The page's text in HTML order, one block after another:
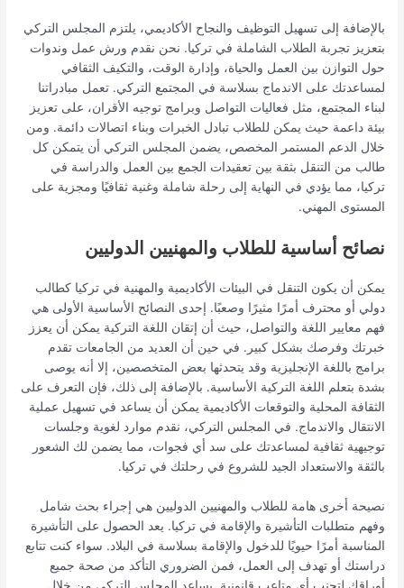
بالإضافة إلى تسهيل التوظيف والنجاح الأكاديمي، يلتزم المجلس التركي
بتعزيز تجربة الطلاب الشاملة في تركيا. نحن نقدم ورش عمل وندوات
حول التوازن بين العمل والحياة، وإدارة الوقت، والتكيف الثقافي
لمساعدتك على الاندماج بسلاسة في المجتمع التركي. تعمل مبادراتنا
لبناء المجتمع، مثل فعاليات التواصل وبرامج توجيه الأقران، على تعزيز
بيئة داعمة حيث يمكن للطلاب تبادل الخبرات وبناء اتصالات دائمة. ومن
خلال الدعم المستمر المخصص، يضمن المجلس التركي أن يتمكن كل
طالب من التنقل بثقة بين تعقيدات الجمع بين العمل والدراسة في
تركيا، مما يؤدي في النهاية إلى رحلة شاملة وغنية ثقافيًا ومجزية على
المستوى المهني.
نصائح أساسية للطلاب والمهنيين الدوليين
يمكن أن يكون التنقل في البيئات الأكاديمية والمهنية في تركيا كطالب
دولي أو محترف أمرًا مثيرًا وصعبًا. إحدى النصائح الأساسية الأولى هي
فهم معايير اللغة والتواصل، حيث أن إتقان اللغة التركية يمكن أن يعزز
خبرتك وفرصك بشكل كبير. في حين أن العديد من الجامعات تقدم
برامج باللغة الإنجليزية وقد يتحدثها بعض المتخصصين، إلا أنه يوصى
بشدة بتعلم اللغة التركية الأساسية. بالإضافة إلى ذلك، فإن التعرف على
الثقافة المحلية والتوقعات الأكاديمية يمكن أن يساعد في تسهيل عملية
الانتقال والاندماج. في المجلس التركي، نقدم موارد لغوية وجلسات
توجيهية ثقافية لمساعدتك على سد أي فجوات، مما يضمن لك الشعور
بالثقة والاستعداد الجيد للشروع في رحلتك في تركيا.
نصيحة أخرى هامة للطلاب والمهنيين الدوليين هي إجراء بحث شامل
وفهم متطلبات التأشيرة والإقامة في تركيا. يعد الحصول على التأشيرة
المناسبة أمرًا حيويًا للدخول والإقامة بسلاسة في البلاد. سواء كنت تتابع
دراستك أو تهدف إلى العمل، فمن الضروري التأكد من صحة جميع